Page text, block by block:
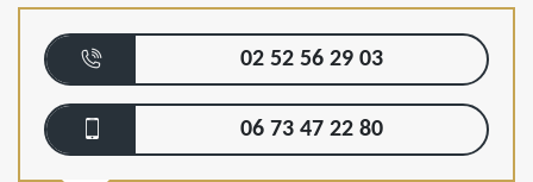
02 52 56 29 03
06 73 47 22 80